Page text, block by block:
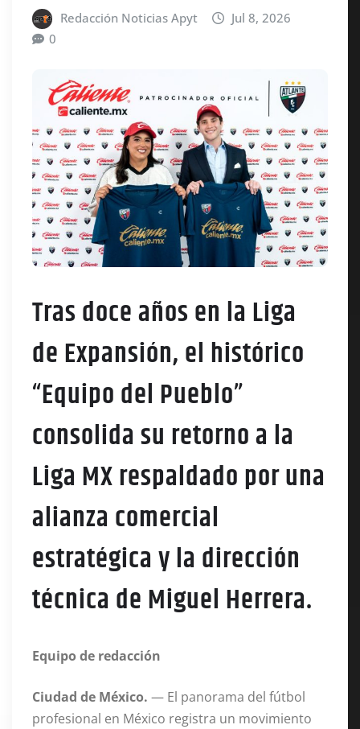
Redacción Noticias Apyt
Jul 8, 2026
0
Tras doce años en la Liga
de Expansión, el histórico
“Equipo del Pueblo”
consolida su retorno a la
Liga MX respaldado por una
alianza comercial
estratégica y la dirección
técnica de Miguel Herrera.
Equipo de redacción
Ciudad de México. — El panorama del fútbol
profesional en México registra un movimiento